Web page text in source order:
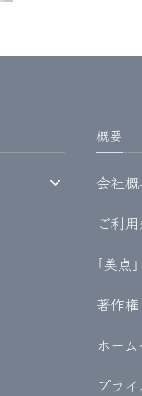
概要
会社
ご利
｢美点
著作
ホー
プラ